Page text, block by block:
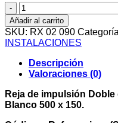
Reja
de
impulsión
Doble
deflexión
de
Aluminio
lacado
Blanco
500
Añadir al carrito
SKU: RX 02 090
INSTALACIONES
Descripción
Valoraciones (0)
Reja de impulsión
Blanco 500 x 150.